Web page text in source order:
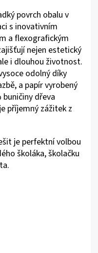
povrch obalu v
s inovativním
a flexografickým
nejen estetický
i dlouhou životnost.
odolný díky
a papír vyrobený
buničiny dřeva
příjemný zážitek z
je perfektní volbou
školáka, školačku